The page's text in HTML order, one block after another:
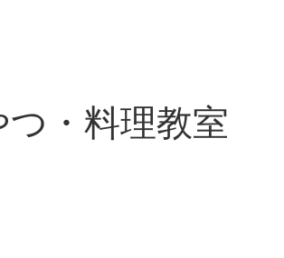
・料理教室